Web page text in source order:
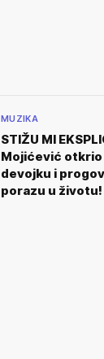
MUZIKA
STIŽU MI
Mojićević otkrio
devojku i
porazu u životu!